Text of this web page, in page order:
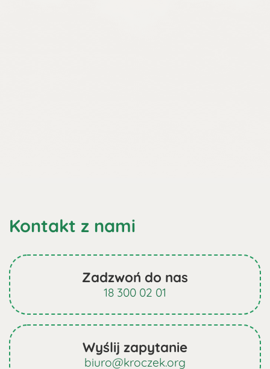
Kontakt z nami
Zadzwoń do nas
18 300 02 01
Wyślij zapytanie
biuro@kroczek.org